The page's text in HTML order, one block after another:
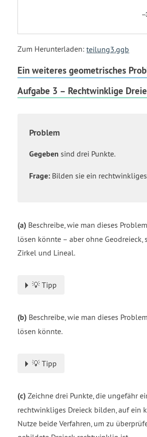
Zum Herunterladen: teilung3.ggb
Ein weiteres geometrisches
Aufgabe 3 – Rechtwinklige
Problem
Gegeben sind drei Punkte.
Frage: Bilden sie ein
(a) Beschreibe, wie man dieses
lösen könnte – aber ohne Geodreieck,
Zirkel und Lineal.
💡 Tipp
(b) Beschreibe, wie man dieses
lösen könnte.
💡 Tipp
(c) Zeichne drei Punkte, die ungefähr
rechtwinkliges Dreieck bilden, auf ein
Nutze beide Verfahren, um zu